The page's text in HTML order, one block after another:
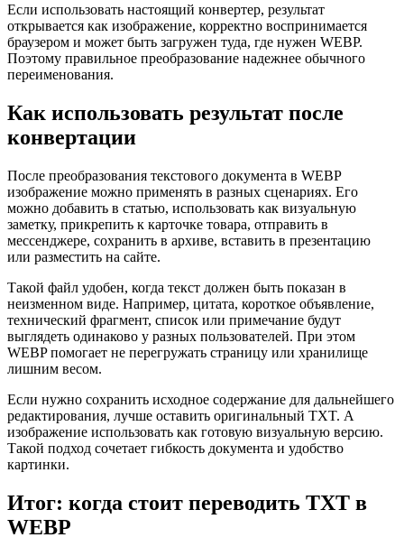
Если использовать настоящий конвертер, результат
открывается как изображение, корректно воспринимается
браузером и может быть загружен туда, где нужен WEBP.
Поэтому правильное преобразование надежнее обычного
переименования.
Как использовать результат после
конвертации
После преобразования текстового документа в WEBP
изображение можно применять в разных сценариях. Его
можно добавить в статью, использовать как визуальную
заметку, прикрепить к карточке товара, отправить в
мессенджере, сохранить в архиве, вставить в презентацию
или разместить на сайте.
Такой файл удобен, когда текст должен быть показан в
неизменном виде. Например, цитата, короткое объявление,
технический фрагмент, список или примечание будут
выглядеть одинаково у разных пользователей. При этом
WEBP помогает не перегружать страницу или хранилище
лишним весом.
Если нужно сохранить исходное содержание для дальнейшего
редактирования, лучше оставить оригинальный TXT. А
изображение использовать как готовую визуальную версию.
Такой подход сочетает гибкость документа и удобство
картинки.
Итог: когда стоит переводить TXT в
WEBP